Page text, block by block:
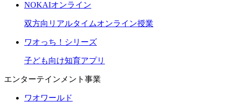
NOKAIオンライン
双方向リアルタイムオンライン授業
ワオっち！シリーズ
子ども向け知育アプリ
エンターテインメント事業
ワオワールド